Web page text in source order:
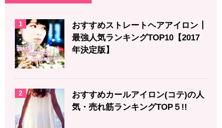
1
おすすめストレートヘアアイロン┃
最強人気ランキングTOP10【2017
年決定版】
2
おすすめカールアイロン(コテ)の人
気・売れ筋ランキングTOP５!!